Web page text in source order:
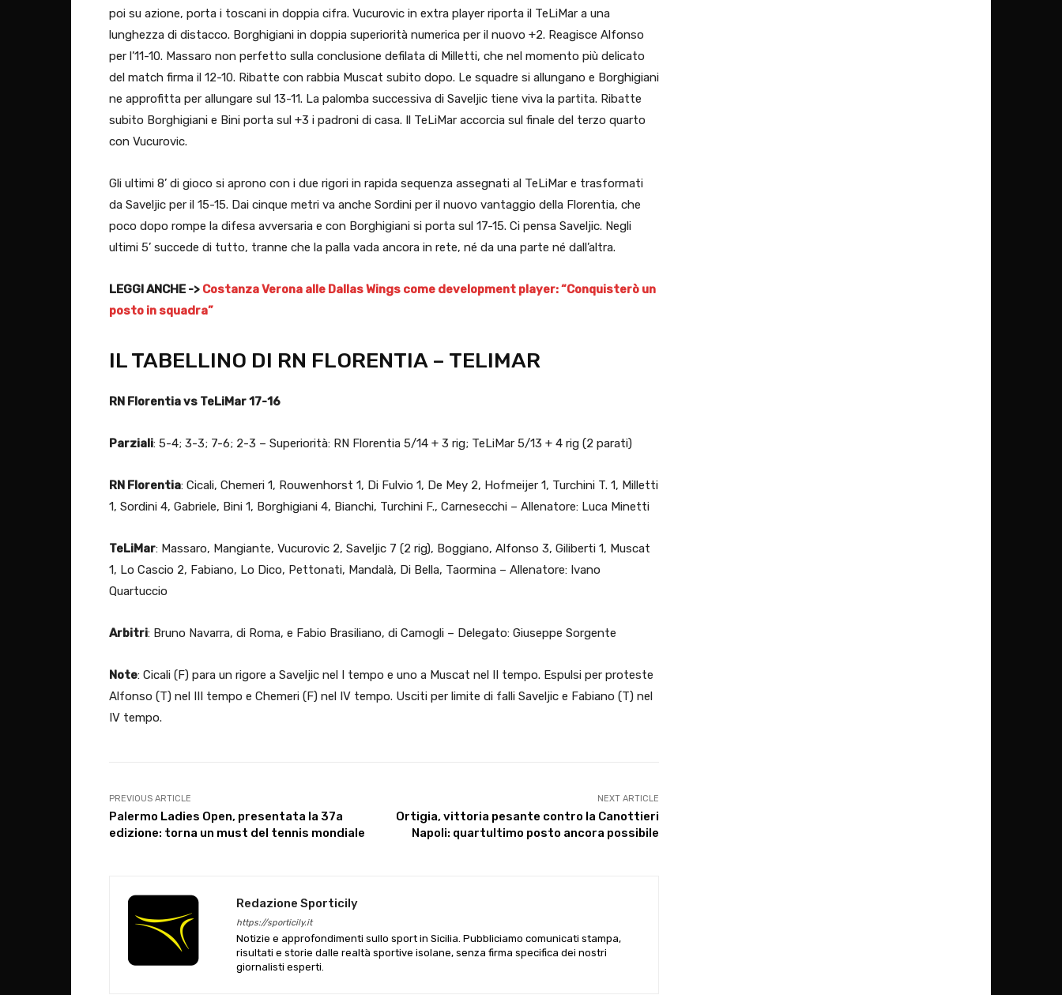
poi su azione, porta i toscani in doppia cifra. Vucurovic in extra player riporta il TeLiMar a una
lunghezza di distacco. Borghigiani in doppia superiorità numerica per il nuovo +2. Reagisce Alfonso
per l’11-10. Massaro non perfetto sulla conclusione defilata di Milletti, che nel momento più delicato
del match firma il 12-10. Ribatte con rabbia Muscat subito dopo. Le squadre si allungano e Borghigiani
ne approfitta per allungare sul 13-11. La palomba successiva di Saveljic tiene viva la partita. Ribatte
subito Borghigiani e Bini porta sul +3 i padroni di casa. Il TeLiMar accorcia sul finale del terzo quarto
con Vucurovic.
Gli ultimi 8’ di gioco si aprono con i due rigori in rapida sequenza assegnati al TeLiMar e trasformati
da Saveljic per il 15-15. Dai cinque metri va anche Sordini per il nuovo vantaggio della Florentia, che
poco dopo rompe la difesa avversaria e con Borghigiani si porta sul 17-15. Ci pensa Saveljic. Negli
ultimi 5’ succede di tutto, tranne che la palla vada ancora in rete, né da una parte né dall’altra.
LEGGI ANCHE -> Costanza Verona alle Dallas Wings come development player: “Conquisterò un
posto in squadra”
IL TABELLINO DI RN FLORENTIA – TELIMAR
RN Florentia vs TeLiMar 17-16
Parziali: 5-4; 3-3; 7-6; 2-3 – Superiorità: RN Florentia 5/14 + 3 rig; TeLiMar 5/13 + 4 rig (2 parati)
RN Florentia: Cicali, Chemeri 1, Rouwenhorst 1, Di Fulvio 1, De Mey 2, Hofmeijer 1, Turchini T. 1, Milletti
1, Sordini 4, Gabriele, Bini 1, Borghigiani 4, Bianchi, Turchini F., Carnesecchi – Allenatore: Luca Minetti
TeLiMar: Massaro, Mangiante, Vucurovic 2, Saveljic 7 (2 rig), Boggiano, Alfonso 3, Giliberti 1, Muscat
1, Lo Cascio 2, Fabiano, Lo Dico, Pettonati, Mandalà, Di Bella, Taormina – Allenatore: Ivano
Quartuccio
Arbitri: Bruno Navarra, di Roma, e Fabio Brasiliano, di Camogli – Delegato: Giuseppe Sorgente
Note: Cicali (F) para un rigore a Saveljic nel I tempo e uno a Muscat nel II tempo. Espulsi per proteste
Alfonso (T) nel III tempo e Chemeri (F) nel IV tempo. Usciti per limite di falli Saveljic e Fabiano (T) nel
IV tempo.
PREVIOUS ARTICLE
Palermo Ladies Open, presentata la 37a
edizione: torna un must del tennis mondiale
NEXT ARTICLE
Ortigia, vittoria pesante contro la Canottieri
Napoli: quartultimo posto ancora possibile
Redazione Sporticily
https://sporticily.it
Notizie e approfondimenti sullo sport in Sicilia. Pubbliciamo comunicati stampa,
risultati e storie dalle realtà sportive isolane, senza firma specifica dei nostri
giornalisti esperti.